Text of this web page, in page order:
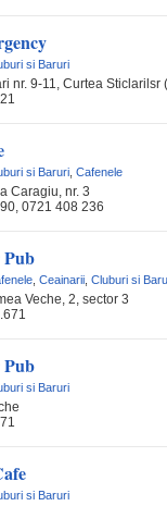
si Baruri
nr. 9-11, Curtea
si Baruri Cafenele
Caragiu, nr. 3
0721 408 236
Ceainarii Cluburi si
Veche, 2, sector 3
si Baruri
si Baruri